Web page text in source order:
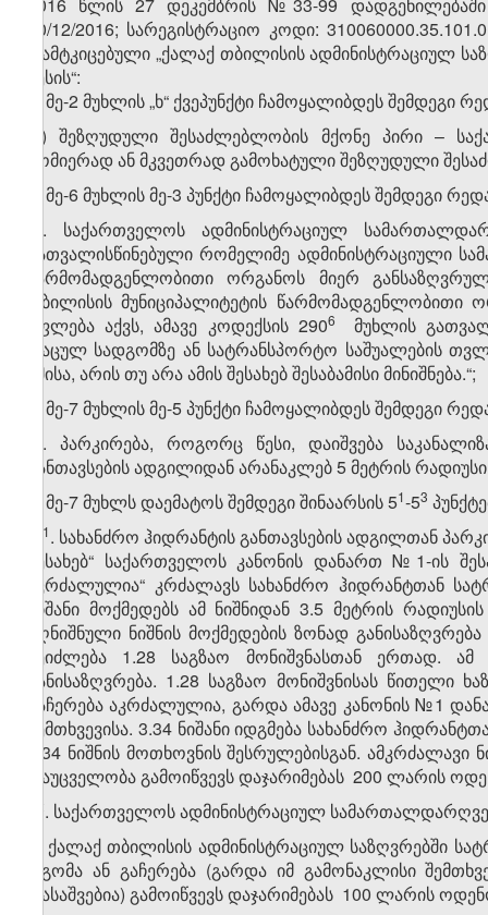
2016 წლის 27 დეკემბრის №33-99
30/12/2016; სარეგისტრაციო კოდი:
დამტკიცებული „ქალაქ თბილისის ადმინისტრაციულ
წესის“:
1. მე-2 მუხლის „ხ“ ქვეპუნქტი ჩამოყალიბდეს შემდეგი
„ხ) შეზღუდული შესაძლებლობის მქონე პირი –
ზომიერად ან მკვეთრად გამოხატული შეზღუდული
2. მე-6 მუხლის მე-3 პუნქტი ჩამოყალიბდეს შემდეგი
„3. საქართველოს ადმინისტრაციულ
გათვალისწინებული რომელიმე ადმინისტრაციული
წარმომადგენლობითი ორგანოს მიერ
თბილისის მუნიციპალიტეტის
უფლება აქვს, ამავე კოდექსის 290​6
მუხლის
დაცულ სადგომზე ან სატრანსპორტო საშუალების
იმისა, არის თუ არა ამის შესახებ შესაბამისი მინიშნება.“;
3. მე-7 მუხლის მე-5 პუნქტი ჩამოყალიბდეს შემდეგი
„5. პარკირება, როგორც წესი, დაიშვება
განთავსების ადგილიდან არანაკლებ 5 მეტრის
4. მე-7 მუხლს დაემატოს შემდეგი შინაარსის 5​1-5​3
​1. სახანძრო ჰიდრანტის განთავსების ადგილთან
შესახებ“ საქართველოს კანონის დანართ №1-ის
აკრძალულია“ კრძალავს სახანძრო ჰიდრანტთან
ნიშანი მოქმედებს ამ ნიშნიდან 3.5 მეტრის
აღნიშნული ნიშნის მოქმედების ზონად
შეიძლება 1.28 საგზაო მონიშვნასთან ერთად. ამ
განისაზღვრება. 1.28 საგზაო მონიშვნისას
გაჩერება აკრძალულია, გარდა ამავე კანონის №1
შემთხვევისა. 3.34 ნიშანი იდგმება სახანძრო
3.34 ნიშნის მოთხოვნის შესრულებისგან.
დაუცველობა გამოიწვევს დაჯარიმებას 200 ლარის
. საქართველოს ადმინისტრაციულ
ა) ქალაქ თბილისის ადმინისტრაციულ საზღვრებში
დგომა ან გაჩერება (გარდა იმ გამონაკლისი
დასაშვებია) გამოიწვევს დაჯარიმებას 100 ლარის